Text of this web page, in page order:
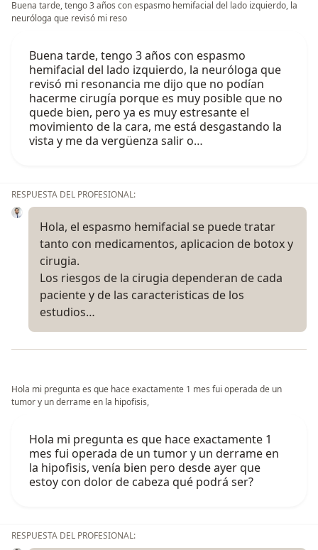
Buena tarde, tengo 3 años con espasmo hemifacial del lado izquierdo, la
neuróloga que revisó mi reso
Buena tarde, tengo 3 años con espasmo
hemifacial del lado izquierdo, la neuróloga que
revisó mi resonancia me dijo que no podían
hacerme cirugía porque es muy posible que no
quede bien, pero ya es muy estresante el
movimiento de la cara, me está desgastando la
vista y me da vergüenza salir o…
RESPUESTA DEL PROFESIONAL:
Hola, el espasmo hemifacial se puede tratar
tanto con medicamentos, aplicacion de botox y
cirugia.
Los riesgos de la cirugia dependeran de cada
paciente y de las caracteristicas de los
estudios…
Hola mi pregunta es que hace exactamente 1 mes fui operada de un
tumor y un derrame en la hipofisis,
Hola mi pregunta es que hace exactamente 1
mes fui operada de un tumor y un derrame en
la hipofisis, venía bien pero desde ayer que
estoy con dolor de cabeza qué podrá ser?
RESPUESTA DEL PROFESIONAL: